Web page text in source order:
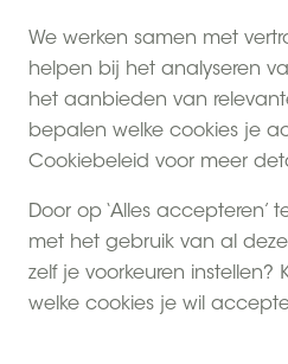
We werken samen met
helpen bij het analyseren
het aanbieden van
bepalen welke cookies je
Cookiebeleid voor meer
Door op ‘Alles accepteren’
met het gebruik van al deze
zelf je voorkeuren instellen?
welke cookies je wil
Zoek niet verder! Met A-
Duitsland, Frankrijk, Verenigd
keuze! Er is zeker een
last minute verblijf. Kijk even
het leukste vindt!